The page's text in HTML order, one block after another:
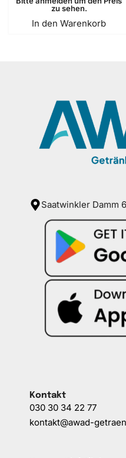
zu sehen.
In den Warenkorb
Saatwinkler Damm
Kontakt
030 30 34 22 77
kontakt@awad-